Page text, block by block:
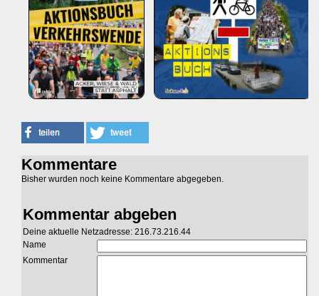
Kommentare
Bisher wurden noch keine Kommentare abgegeben.
Kommentar abgeben
Deine aktuelle Netzadresse: 216.73.216.44
Name
Kommentar